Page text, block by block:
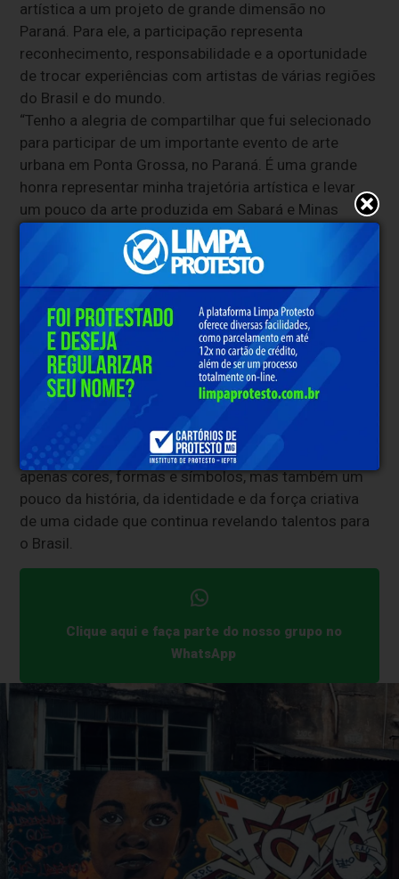
artística a um projeto de grande dimensão no
Paraná. Para ele, a participação representa
reconhecimento, responsabilidade e a oportunidade
de trocar experiências com artistas de várias regiões
do Brasil e do mundo.
“Tenho a alegria de compartilhar que fui selecionado
para participar de um importante evento de arte
urbana em Ponta Grossa, no Paraná. É uma grande
honra representar minha trajetória artística e levar
um pouco da arte produzida em Sabará e Minas
Gerais para um evento dessa dimensão”, destacou o
Mais do que uma intervenção visual, o projeto busca
aproximar a população da arte, fortalecer a cultura
local, impulsionar o turismo e reafirmar a importância
da ocupação criativa dos espaços públicos.
A presença de Glauber Henrique Pereira no mural
coletivo reforça a potência dos artistas locais e
mostra que a arte produzida em Sabará também
ocupa espaços de destaque fora de Minas Gerais.
Com sua participação, o artista leva ao Paraná não
apenas cores, formas e símbolos, mas também um
pouco da história, da identidade e da força criativa
de uma cidade que continua revelando talentos para
o Brasil.
Clique aqui e faça parte do nosso grupo no
WhatsApp